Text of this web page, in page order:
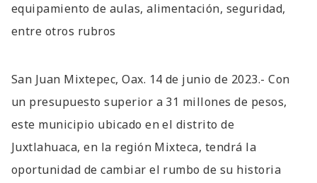
equipamiento de aulas, alimentación, seguridad,
entre otros rubros
San Juan Mixtepec, Oax. 14 de junio de 2023.- Con
un presupuesto superior a 31 millones de pesos,
este municipio ubicado en el distrito de
Juxtlahuaca, en la región Mixteca, tendrá la
oportunidad de cambiar el rumbo de su historia